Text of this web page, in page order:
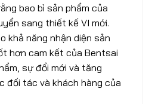
bao bì sản phẩm của
sang thiết kế VI mới.
khả năng nhận diện sản
hơn cam kết của Bentsai
sự đổi mới và tăng
đối tác và khách hàng của